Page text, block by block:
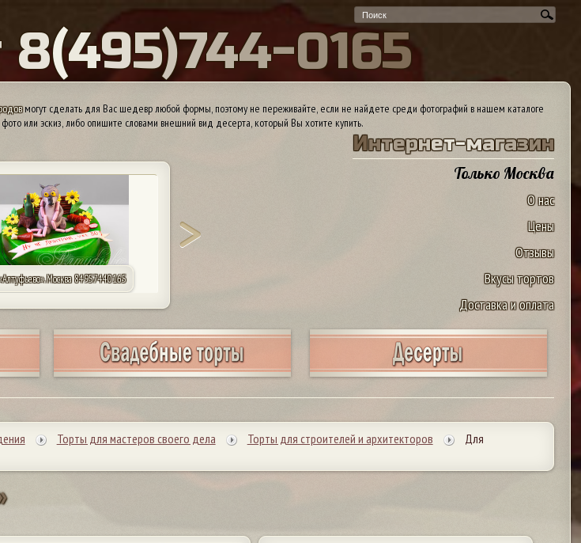
8(495)744-0165
могут сделать для Вас шедевр любой формы, поэтому не переживайте, если не найдете среди фотографий в нашем каталоге
или эскиз, либо опишите словами внешний вид десерта, который Вы хотите купить.
Интернет-магазин
Только Москва
О нас
Цены
Отзывы
Вкусы тортов
Доставка и оплата
Москва 84957440165
Торты для мастеров своего дела Торты для строителей и архитекторов
Для